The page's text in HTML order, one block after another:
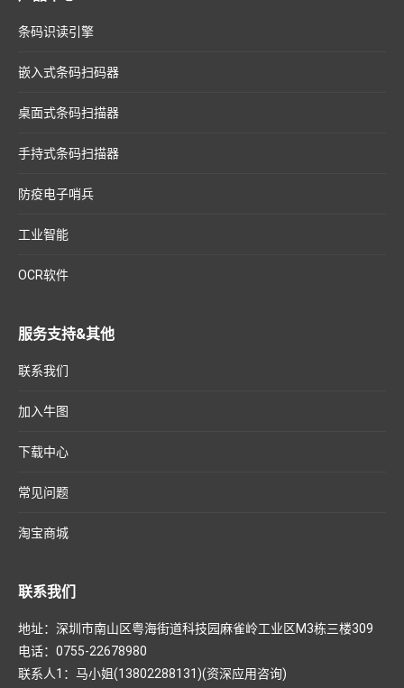
条码识读引擎
嵌入式条码扫码器
桌面式条码扫描器
手持式条码扫描器
防疫电子哨兵
工业智能
OCR软件
服务支持&其他
联系我们
加入牛图
下载中心
常见问题
淘宝商城
联系我们
地址：深圳市南山区粤海街道科技园麻雀岭工业区M3栋三楼309
电话：0755-22678980
联系人1：马小姐(13802288131)(资深应用咨询)